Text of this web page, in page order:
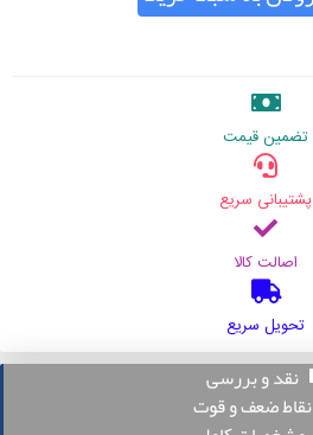
تضمین قیمت
پشتیبانی سریع
اصالت کالا
تحویل سریع
نقد و بررسی
نقاط ضعف و قوت